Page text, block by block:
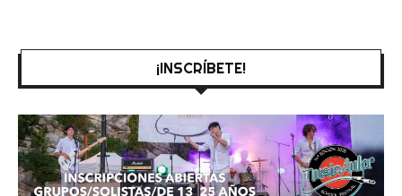
¡INSCRÍBETE!